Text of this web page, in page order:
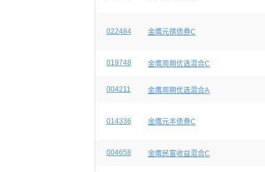
022484 金鹰元祺债券C
019748 金鹰周期优选混合C
004211 金鹰周期优选混合A
014336 金鹰元丰债券C
004658 金鹰民富收益混合C